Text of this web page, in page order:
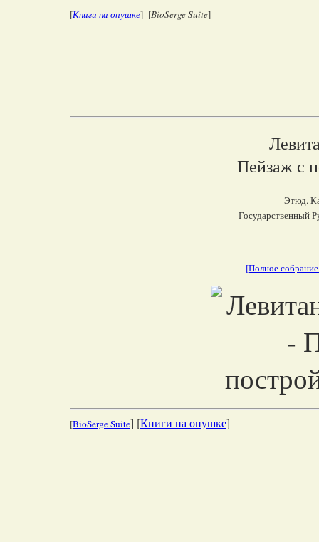
[Книги на опушке] [BioSerge Suite]
Пейзаж с
Этюд.
Государственный
[Полное
[BioSerge Suite] [Книги на опушке]